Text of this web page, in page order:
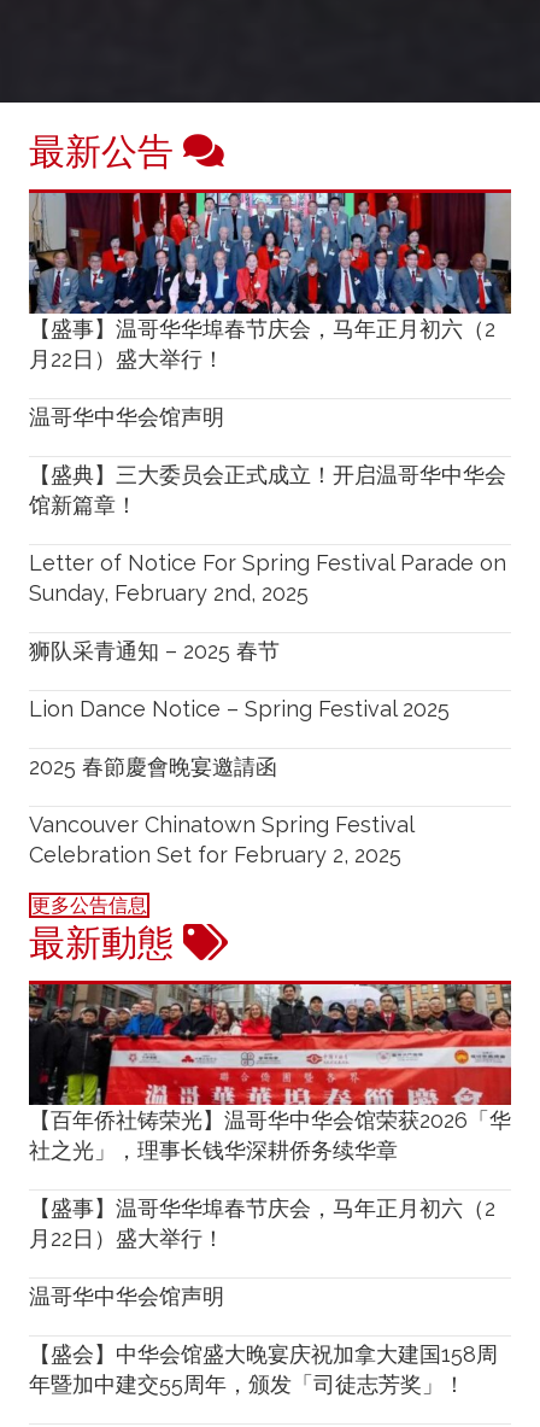
最新公告
【盛事】温哥华华埠春节庆会，马年正月初六（2
月22日）盛大举行！
温哥华中华会馆声明
【盛典】三大委员会正式成立！开启温哥华中华会
馆新篇章！
Letter of Notice For Spring Festival Parade on
Sunday, February 2nd, 2025
狮队采青通知 – 2025 春节
Lion Dance Notice – Spring Festival 2025
2025 春節慶會晚宴邀請函
Vancouver Chinatown Spring Festival
Celebration Set for February 2, 2025
更多公告信息
最新動態
【百年侨社铸荣光】温哥华中华会馆荣获2026「华
社之光」，理事长钱华深耕侨务续华章
【盛事】温哥华华埠春节庆会，马年正月初六（2
月22日）盛大举行！
温哥华中华会馆声明
【盛会】中华会馆盛大晚宴庆祝加拿大建国158周
年暨加中建交55周年，颁发「司徒志芳奖」！